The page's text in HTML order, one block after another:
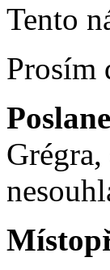
Tento
Prosím